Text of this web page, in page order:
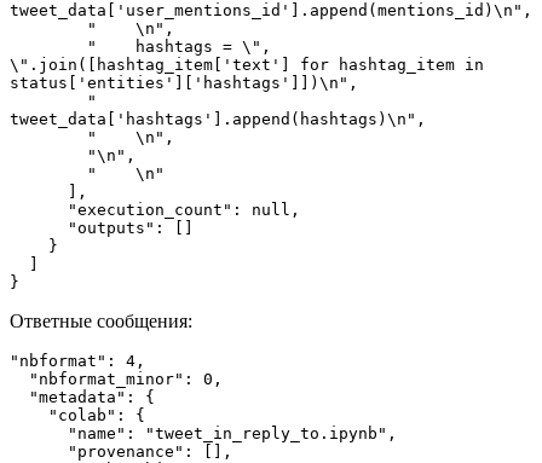
tweet_data['user_mentions_id'].append(mentions_id)\n",
        "    \n",
\".join([hashtag_item['text'] for hashtag_item in
status['entities']['hashtags']])\n",
tweet_data['hashtags'].append(hashtags)\n",
        "    \n",
        "\n",
        "    \n"
      ],
      "execution_count": null,
      "outputs": []
    }
}
Ответные сообщения:
"nbformat": 4,
  "nbformat_minor": 0,
  "metadata": {
    "colab": {
      "name": "tweet_in_reply_to.ipynb",
      "provenance": [],